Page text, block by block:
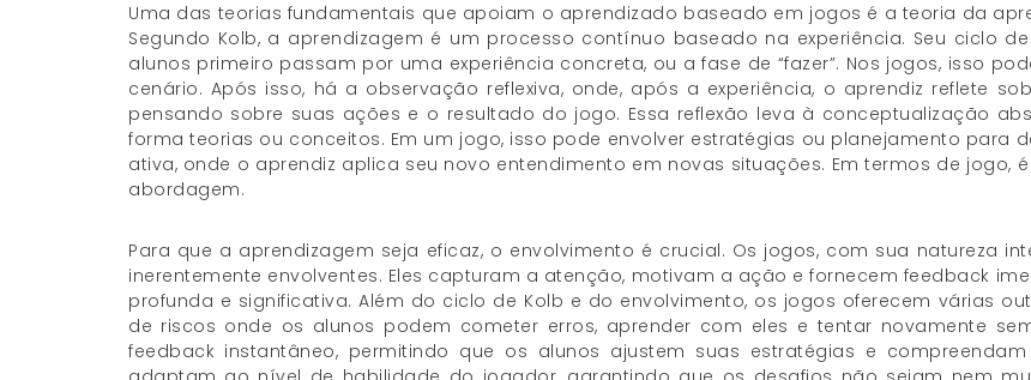
Uma das teorias fundamentais que apoiam o aprendizado baseado em jogos é a teoria da
Segundo Kolb, a aprendizagem é um processo contínuo baseado na experiência. Seu ciclo
alunos primeiro passam por uma experiência concreta, ou a fase de “fazer”. Nos jogos, isso
cenário. Após isso, há a observação reflexiva, onde, após a experiência, o aprendiz reflete
pensando sobre suas ações e o resultado do jogo. Essa reflexão leva à conceptualização
forma teorias ou conceitos. Em um jogo, isso pode envolver estratégias ou planejamento para
ativa, onde o aprendiz aplica seu novo entendimento em novas situações. Em termos de
abordagem.
Para que a aprendizagem seja eficaz, o envolvimento é crucial. Os jogos, com sua natureza
inerentemente envolventes. Eles capturam a atenção, motivam a ação e fornecem feedback
profunda e significativa. Além do ciclo de Kolb e do envolvimento, os jogos oferecem várias
de riscos onde os alunos podem cometer erros, aprender com eles e tentar novamente
feedback instantâneo, permitindo que os alunos ajustem suas estratégias e